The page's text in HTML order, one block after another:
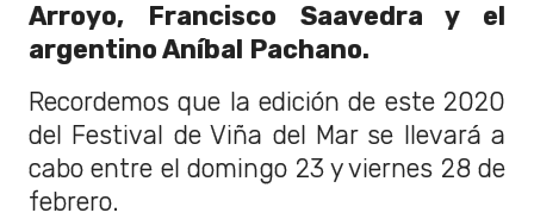
Arroyo, Francisco Saavedra y el
argentino Aníbal Pachano.
Recordemos que la edición de este 2020
del Festival de Viña del Mar se llevará a
cabo entre el domingo 23 y viernes 28 de
febrero.